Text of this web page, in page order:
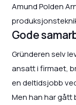
Amund Polden
Gode
Gründeren selv
ansatt i firmaet,
en deltidsjobb
Men han har gått